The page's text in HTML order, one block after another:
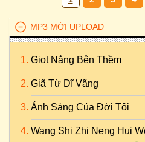
MP3 MỚI UPLOAD
Giọt Nắng Bên Thềm
Giã Từ Dĩ Vãng
Ánh Sáng Của Đời Tôi
Wang Shi Zhi Neng Hui